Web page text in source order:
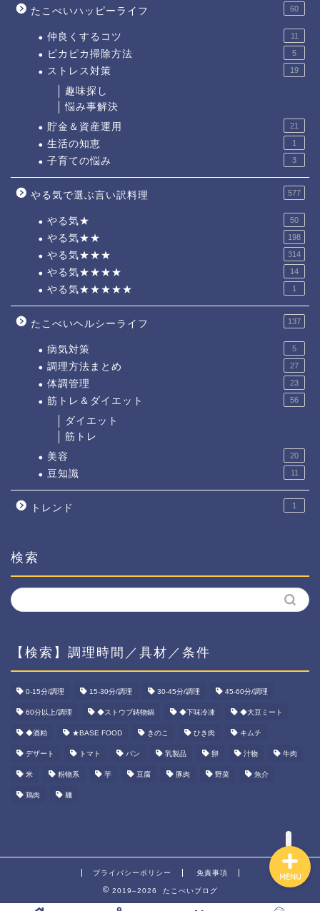
たこべいハッピーライフ 60
仲良くするコツ 11
ピカピカ掃除方法 5
ストレス対策 19
趣味探し
悩み事解決
貯金＆資産運用
21
生活の知恵 1
子育ての悩み 3
やる気で選ぶ言い訳料理 577
やる気★ 50
やる気★★ 198
やる気★★★ 314
やる気★★★★ 14
やる気★★★★★ 1
たこべいヘルシーライフ 137
病気対策 5
調理方法まとめ 27
体調管理 23
筋トレ＆ダイエット 56
ダイエット
筋トレ
美容
20
豆知識 11
トレンド 1
検索
【検索】調理時間／具材／条件
0-15分/調理 15-30分/調理 30-45分/調理 45-60分/調理
60分以上/調理 ◆ストウブ鋳物鍋 ◆下味冷凍 ◆大豆ミート
◆酒粕 ★BASE FOOD きのこ ひき肉 キムチ
デザート トマト パン 乳製品 卵 汁物 牛肉
米 粉物系 芋 豆腐 豚肉 野菜 魚介
鶏肉 麺
プライバシーポリシー 免責事項
2019–2026 たこべいブログ
MENU
ホーム
資産運用
ダイエット